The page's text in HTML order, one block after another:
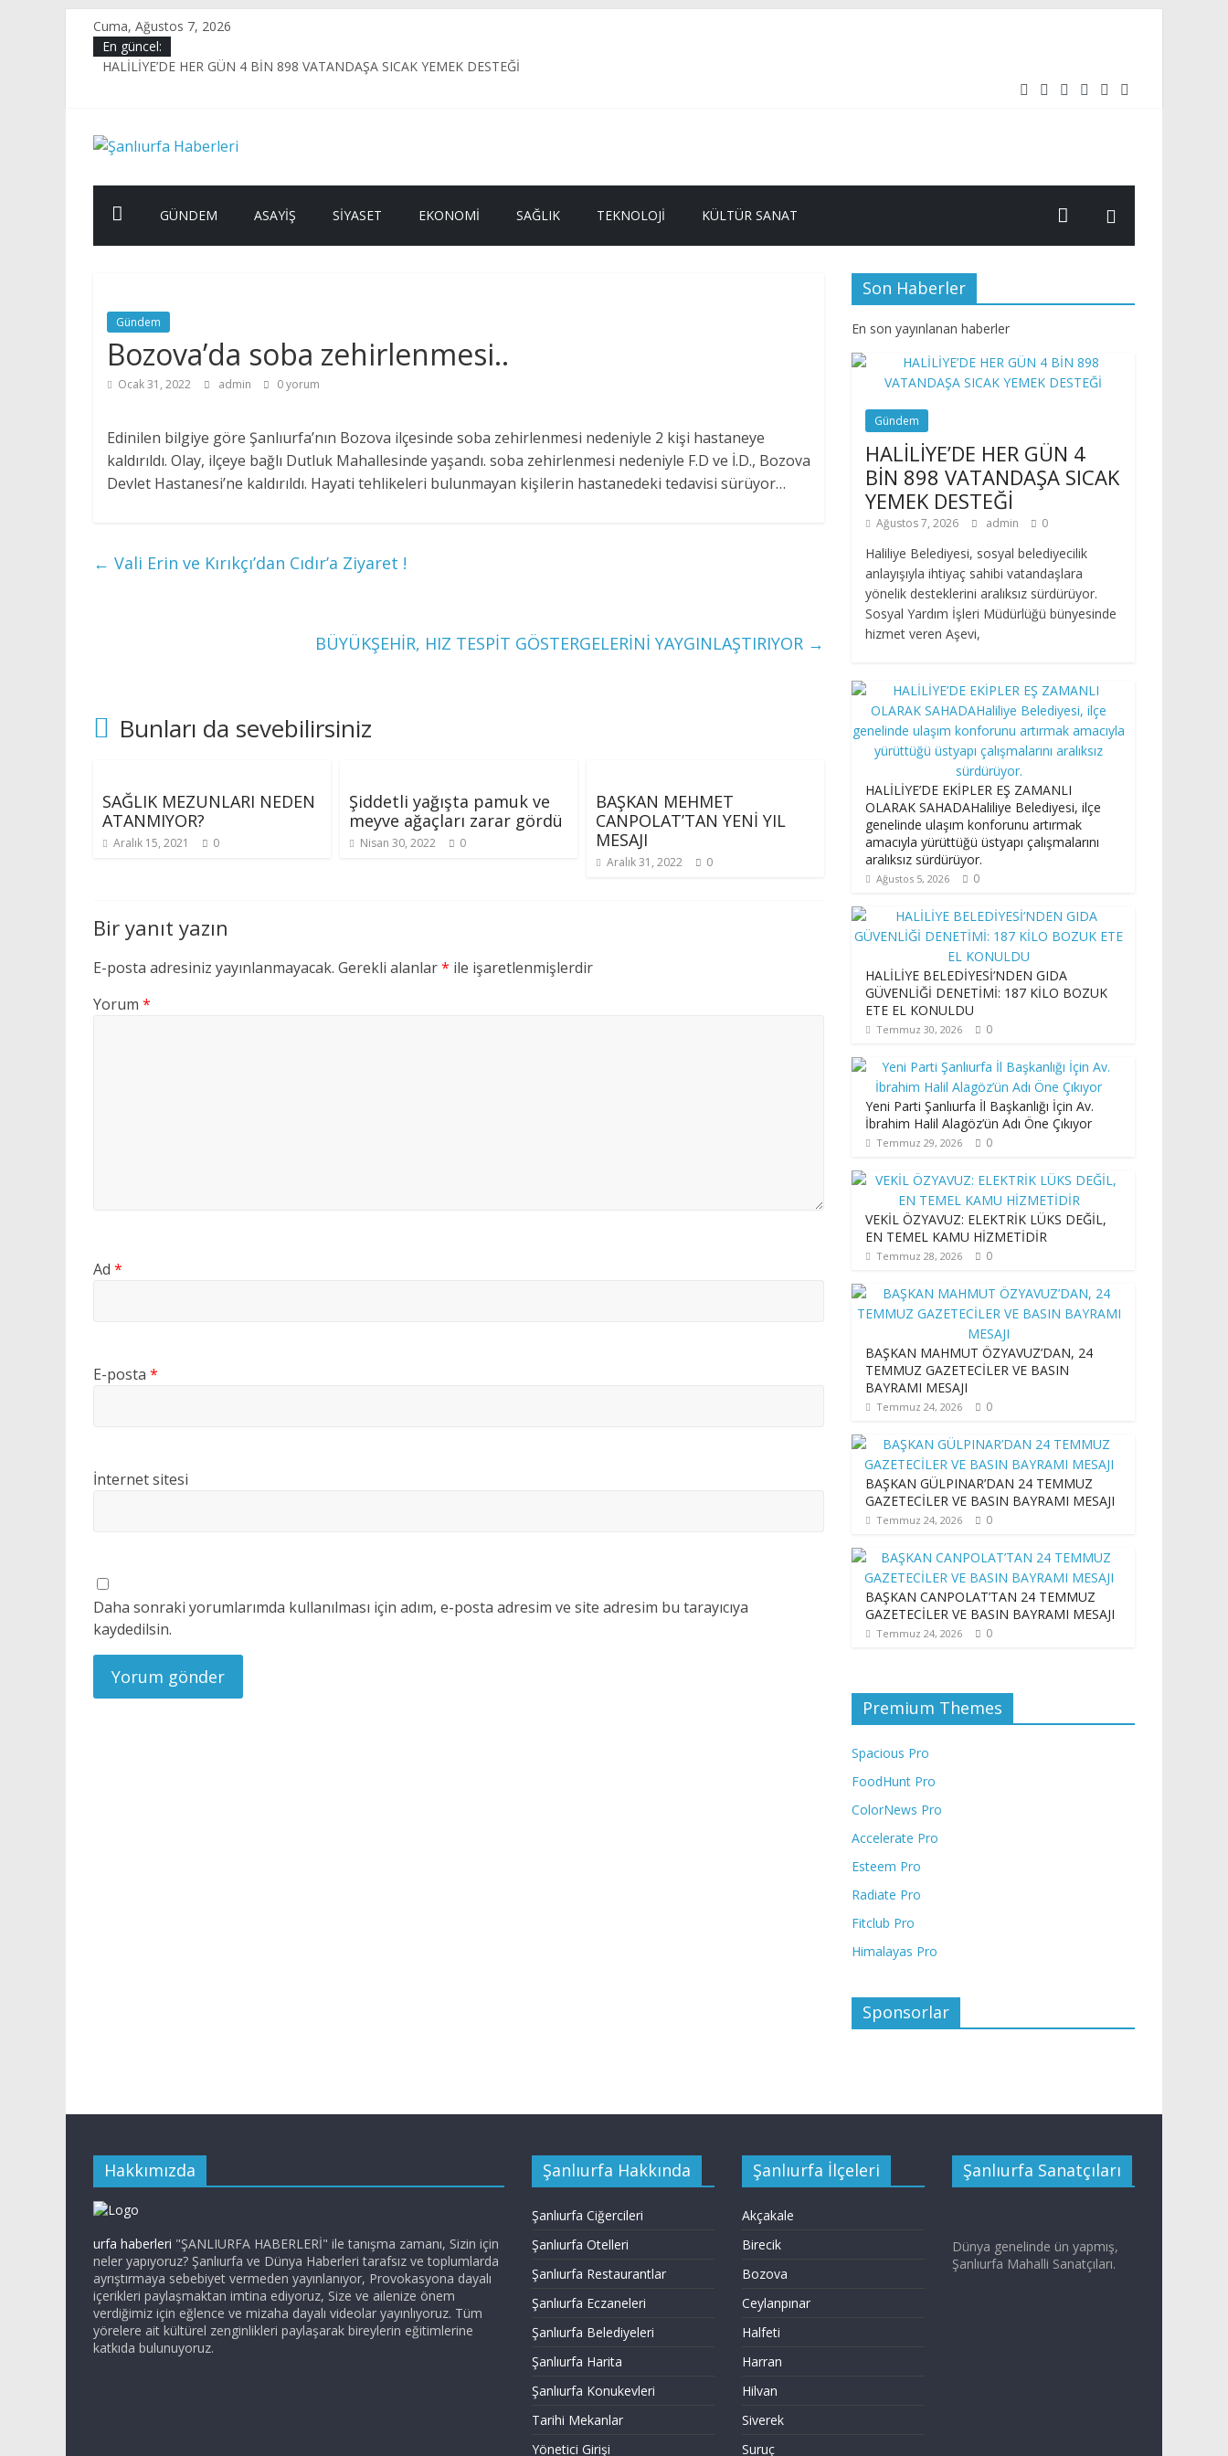
content
Cuma, Ağustos 7, 2026
En güncel:
HALİLİYE’DE HER GÜN 4 BİN 898 VATANDAŞA SICAK YEMEK DESTEĞİ
HALİLİYE’DE EKİPLER EŞ ZAMANLI OLARAK SAHADAHaliliye Belediyesi, ilçe genelinde ulaşım konforunu artırmak amacıyla yürüttüğü üstyapı çalışmalarını aralıksız sürdürüyor.
VEKİL ÖZYAVUZ: ELEKTRİK LÜKS DEĞİL, EN TEMEL KAMU HİZMETİDİR
Şanlıurfa
Haberleri
Son
Haberleri
GÜNDEM ASAYIŞ SIYASET EKONOMI SAĞLIK TEKNOLOJI KÜLTÜR SANAT
Gündem
Bozova’da soba zehirlenmesi..
Ocak 31, 2022 admin 0 yorum
Edinilen bilgiye göre Şanlıurfa’nın Bozova ilçesinde soba zehirlenmesi nedeniyle 2 kişi hastaneye
kaldırıldı. Olay, ilçeye bağlı Dutluk Mahallesinde yaşandı. soba zehirlenmesi nedeniyle F.D ve İ.D., Bozova
Devlet Hastanesi’ne kaldırıldı. Hayati tehlikeleri bulunmayan kişilerin hastanedeki tedavisi sürüyor…
← Vali Erin ve Kırıkçı’dan Cıdır’a Ziyaret !
BÜYÜKŞEHİR, HIZ TESPİT GÖSTERGELERİNİ YAYGINLAŞTIRIYOR →
Bunları da sevebilirsiniz
SAĞLIK MEZUNLARI NEDEN
ATANMIYOR?
Aralık 15, 2021 0
Şiddetli yağışta pamuk ve
meyve ağaçları zarar gördü
Nisan 30, 2022 0
BAŞKAN MEHMET
CANPOLAT’TAN YENİ YIL
MESAJI
Aralık 31, 2022 0
Bir yanıt yazın
E-posta adresiniz yayınlanmayacak. Gerekli alanlar* ile işaretlenmişlerdir
Yorum *
Ad *
E-posta *
İnternet sitesi
Daha sonraki yorumlarımda kullanılması için adım, e-posta adresim ve site adresim bu tarayıcıya
kaydedilsin.
Son Haberler
En son yayınlanan haberler
Gündem
HALİLİYE’DE HER GÜN 4
BİN 898 VATANDAŞA SICAK
YEMEK DESTEĞİ
Ağustos 7, 2026 admin 0
Haliliye Belediyesi, sosyal belediyecilik
anlayışıyla ihtiyaç sahibi vatandaşlara
yönelik desteklerini aralıksız sürdürüyor.
Sosyal Yardım İşleri Müdürlüğü bünyesinde
hizmet veren Aşevi,
HALİLİYE’DE EKİPLER EŞ ZAMANLI
OLARAK SAHADAHaliliye Belediyesi, ilçe
genelinde ulaşım konforunu artırmak
amacıyla yürüttüğü üstyapı çalışmalarını
aralıksız sürdürüyor.
Ağustos 5, 2026 0
HALİLİYE BELEDİYESİ’NDEN GIDA
GÜVENLİĞİ DENETİMİ: 187 KİLO BOZUK
ETE EL KONULDU
Temmuz 30, 2026 0
Yeni Parti Şanlıurfa İl Başkanlığı İçin Av.
İbrahim Halil Alagöz’ün Adı Öne Çıkıyor
Temmuz 29, 2026 0
VEKİL ÖZYAVUZ: ELEKTRİK LÜKS DEĞİL,
EN TEMEL KAMU HİZMETİDİR
Temmuz 28, 2026 0
BAŞKAN MAHMUT ÖZYAVUZ’DAN, 24
TEMMUZ GAZETECİLER VE BASIN
BAYRAMI MESAJI
Temmuz 24, 2026 0
BAŞKAN GÜLPINAR’DAN 24 TEMMUZ
GAZETECİLER VE BASIN BAYRAMI MESAJI
Temmuz 24, 2026 0
BAŞKAN CANPOLAT’TAN 24 TEMMUZ
GAZETECİLER VE BASIN BAYRAMI MESAJI
Temmuz 24, 2026 0
Premium Themes
Spacious Pro
FoodHunt Pro
ColorNews Pro
Accelerate Pro
Esteem Pro
Radiate Pro
Fitclub Pro
Himalayas Pro
Sponsorlar
Hakkımızda
urfa haberleri "ŞANLIURFA HABERLERİ" ile tanışma zamanı, Sizin için
neler yapıyoruz? Şanlıurfa ve Dünya Haberleri tarafsız ve toplumlarda
ayrıştırmaya sebebiyet vermeden yayınlanıyor, Provokasyona dayalı
içerikleri paylaşmaktan imtina ediyoruz, Size ve ailenize önem
verdiğimiz için eğlence ve mizaha dayalı videolar yayınlıyoruz. Tüm
yörelere ait kültürel zenginlikleri paylaşarak bireylerin eğitimlerine
katkıda bulunuyoruz.
Şanlıurfa Hakkında
Şanlıurfa Ciğercileri
Şanlıurfa Otelleri
Şanlıurfa Restaurantlar
Şanlıurfa Eczaneleri
Şanlıurfa Belediyeleri
Şanlıurfa Harita
Şanlıurfa Konukevleri
Tarihi Mekanlar
Yönetici Girişi
Şanlıurfa İlçeleri
Akçakale
Birecik
Bozova
Ceylanpınar
Halfeti
Harran
Hilvan
Siverek
Suruç
Şanlıurfa Sanatçıları
Dünya genelinde ün yapmış,
Şanlıurfa Mahalli Sanatçıları.